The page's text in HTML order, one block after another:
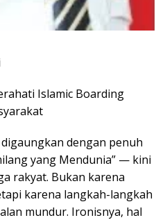
Islamic Boarding
dengan penuh
yang Mendunia” — kini
rakyat. Bukan karena
karena langkah-langkah
mundur. Ironisnya, hal